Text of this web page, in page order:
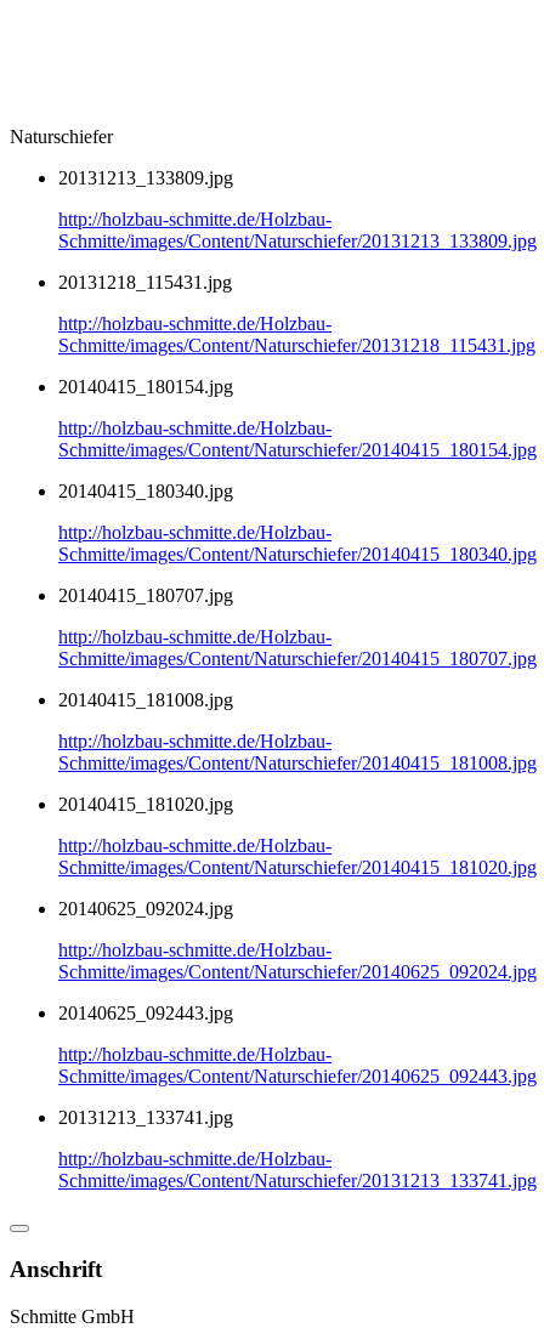
Naturschiefer
20131213_133809.jpg
http://holzbau-schmitte.de/Holzbau-
Schmitte/images/Content/Naturschiefer/20131213_133809.jpg
20131218_115431.jpg
http://holzbau-schmitte.de/Holzbau-
Schmitte/images/Content/Naturschiefer/20131218_115431.jpg
20140415_180154.jpg
http://holzbau-schmitte.de/Holzbau-
Schmitte/images/Content/Naturschiefer/20140415_180154.jpg
20140415_180340.jpg
http://holzbau-schmitte.de/Holzbau-
Schmitte/images/Content/Naturschiefer/20140415_180340.jpg
20140415_180707.jpg
http://holzbau-schmitte.de/Holzbau-
Schmitte/images/Content/Naturschiefer/20140415_180707.jpg
20140415_181008.jpg
http://holzbau-schmitte.de/Holzbau-
Schmitte/images/Content/Naturschiefer/20140415_181008.jpg
20140415_181020.jpg
http://holzbau-schmitte.de/Holzbau-
Schmitte/images/Content/Naturschiefer/20140415_181020.jpg
20140625_092024.jpg
http://holzbau-schmitte.de/Holzbau-
Schmitte/images/Content/Naturschiefer/20140625_092024.jpg
20140625_092443.jpg
http://holzbau-schmitte.de/Holzbau-
Schmitte/images/Content/Naturschiefer/20140625_092443.jpg
20131213_133741.jpg
http://holzbau-schmitte.de/Holzbau-
Schmitte/images/Content/Naturschiefer/20131213_133741.jpg
Anschrift
Schmitte GmbH